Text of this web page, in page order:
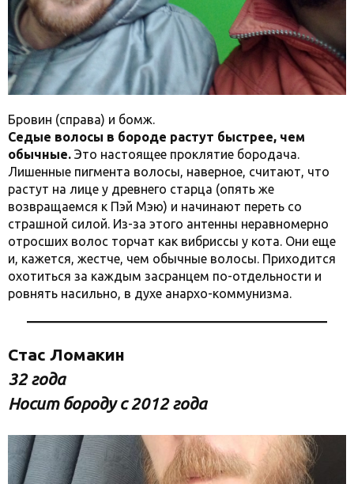
Бровин (справа) и бомж.
Седые волосы в бороде растут быстрее, чем
обычные. Это настоящее проклятие бородача.
Лишенные пигмента волосы, наверное, считают, что
растут на лице у древнего старца (опять же
возвращаемся к Пэй Мэю) и начинают переть со
страшной силой. Из-за этого антенны неравномерно
отросших волос торчат как вибриссы у кота. Они еще
и, кажется, жестче, чем обычные волосы. Приходится
охотиться за каждым засранцем по-отдельности и
ровнять насильно, в духе анархо-коммунизма.
Стас Ломакин
32 года
Носит бороду с 2012 года